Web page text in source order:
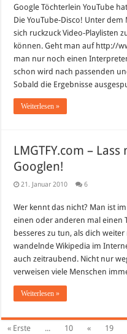
Google Töchterlein YouTube
Die YouTube-Disco! Unter dem
sich ruckzuck Video-Playlisten
können. Geht man auf http://
man nur noch einen
schon wird nach passenden
Sobald die Ergebnisse
Weiterlesen »
LMGTFY.com –
Googlen!
21. Januar 2010 6
Wer kennt das nicht? Man ist
einen oder anderen mal einen
besseres zu tun, als dich
wandelnde Wikipedia im
auch zeitraubend. Nicht nur
verweisen viele Menschen
Weiterlesen »
« Erste ... 10 « 19